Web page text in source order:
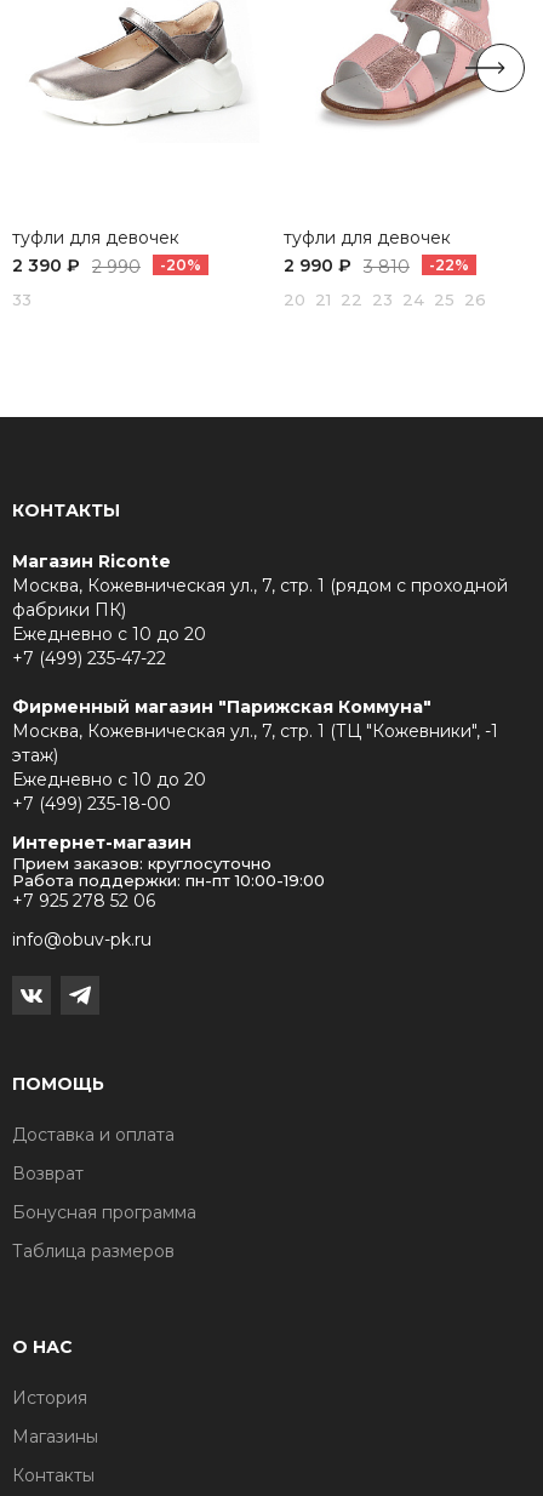
туфли для девочек
2 390 ₽
2 990 -20%
33
туфли для девочек
2 990 ₽
3 810 -22%
20 21 22 23 24 25 26
КОНТАКТЫ
Магазин Riconte
Москва, Кожевническая ул., 7, стр. 1 (рядом с проходной
фабрики ПК)
Ежедневно с 10 до 20
+7 (499) 235-47-22
Фирменный магазин "Парижская Коммуна"
Москва, Кожевническая ул., 7, стр. 1 (ТЦ "Кожевники", -1
этаж)
Ежедневно с 10 до 20
+7 (499) 235-18-00
Интернет-магазин
Прием заказов: круглосуточно
Работа поддержки: пн-пт 10:00-19:00
+7 925 278 52 06
info@obuv-pk.ru
ПОМОЩЬ
Доставка и оплата
Возврат
Бонусная программа
Таблица размеров
О НАС
История
Магазины
Контакты